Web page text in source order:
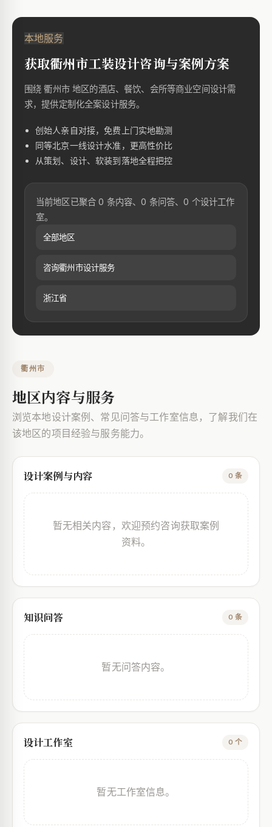
本地服务
获取衢州市工装设计咨询与案例方案
围绕 衢州市 地区的酒店、餐饮、会所等商业空间设计需
求，提供定制化全案设计服务。
创始人亲自对接，免费上门实地勘测
同等北京一线设计水准，更高性价比
从策划、设计、软装到落地全程把控
当前地区已聚合 0 条内容、0 条问答、0 个设计工作
室。
全部地区
咨询衢州市设计服务
浙江省
衢州市
地区内容与服务
浏览本地设计案例、常见问答与工作室信息，了解我们在
该地区的项目经验与服务能力。
设计案例与内容 0 条
暂无相关内容，欢迎预约咨询获取案例
资料。
知识问答 0 条
暂无问答内容。
设计工作室 0 个
暂无工作室信息。